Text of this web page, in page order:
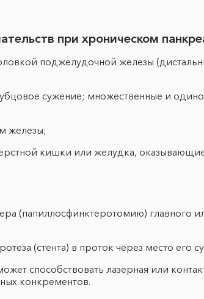
при хроническом
поджелудочной железы
сужение; множественные и
железы;
кишки или желудка,
(папиллосфинктеротомию) главного
(стента) в проток через место его
способствовать лазерная или
конкрементов.